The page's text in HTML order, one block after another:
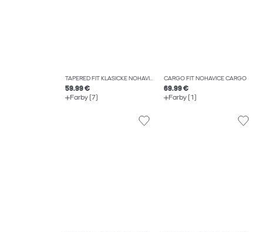
TAPERED FIT KLASICKÉ NOHAVICE
59.99 €
Farby (7)
CARGO FIT NOHAVICE CARGO
69.99 €
Farby (1)